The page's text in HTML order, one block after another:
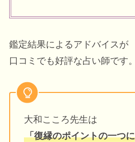
鑑定結果によるアドバイスが
口コミでも好評な占い師です。
大和こころ先生は
「復縁のポイントの一つに